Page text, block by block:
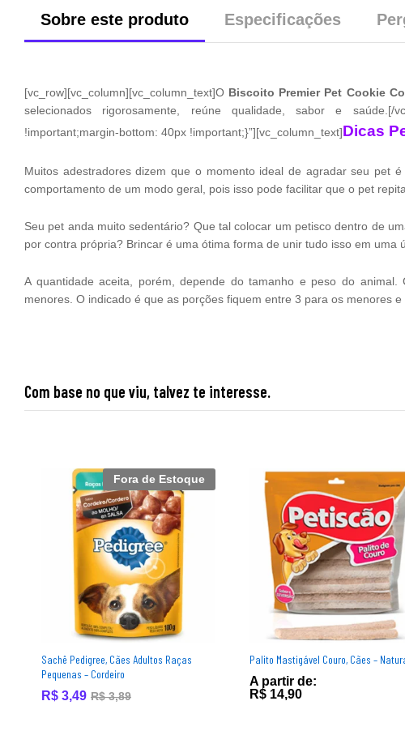
Sobre este produto Especificações
[vc_row][vc_column][vc_column_text]O Biscoito Premier Pet Cookie
selecionados rigorosamente, reúne qualidade, sabor e saúde.[/
!important;margin-bottom: 40px !important;}”][vc_column_text]Dicas
Muitos adestradores dizem que o momento ideal de agradar seu pet
comportamento de um modo geral, pois isso pode facilitar que o pet
Seu pet anda muito sedentário? Que tal colocar um petisco dentro de
por contra própria? Brincar é uma ótima forma de unir tudo isso em uma
A quantidade aceita, porém, depende do tamanho e peso do
menores. O indicado é que as porções fiquem entre 3 para os menores
Com base no que viu, talvez te interesse.
Fora de Estoque
Sachê Pedigree, Cães Adultos Raças
Pequenas – Cordeiro
R$ 3,49 R$3,89
Palito Mastigável Couro, Cães –
A partir de:
R$ 14,90